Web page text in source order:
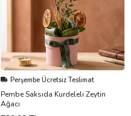
Perşembe Ücretsiz Teslimat
Pembe Saksıda Kurdeleli Zeytin
Ağacı